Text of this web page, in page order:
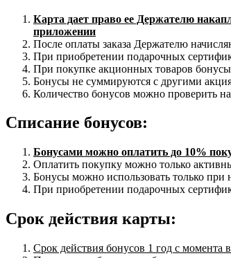
Карта дает право ее Держателю
приложении
После оплаты заказа Держателю
При приобретении подарочных
При покупке акционных товаров
Бонусы не суммируются с другими
Количество бонусов можно проверить
Списание бонусов:
Бонусами можно оплатить до 10%
Оплатить покупку можно только
Бонусы можно использовать только при
При приобретении подарочных
Срок действия карты:
Срок действия бонусов 1 год с момента